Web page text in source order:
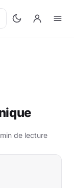
de lecture